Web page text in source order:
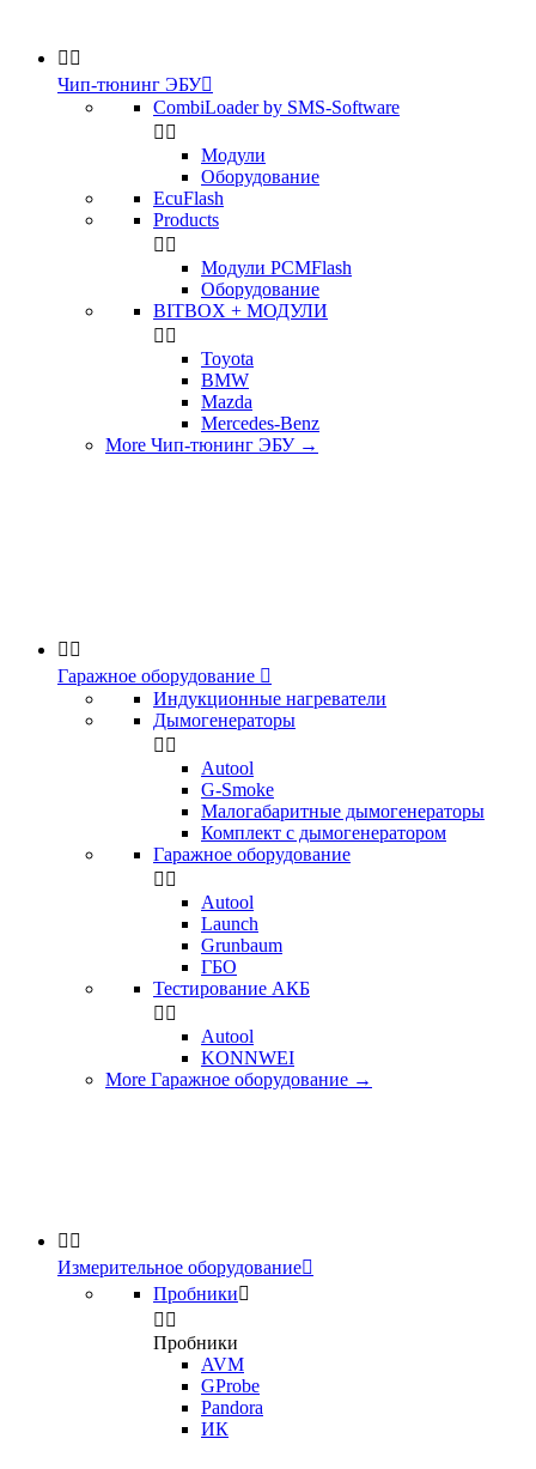
 
Чип-тюнинг ЭБУ
CombiLoader by SMS-Software
 
Модули
Оборудование
EcuFlash
Products
 
Модули PCMFlash
Оборудование
BITBOX + МОДУЛИ
 
Toyota
BMW
Mazda
Mercedes-Benz
More Чип-тюнинг ЭБУ →
 
Гаражное оборудование 
Индукционные нагреватели
Дымогенераторы
 
Аutool
G-Smoke
Малогабаритные дымогенераторы
Комплект с дымогенератором
Гаражное оборудование
 
Autool
Launch
Grunbaum
ГБО
Тестирование АКБ
 
Autool
KONNWEI
More Гаражное оборудование →
 
Измерительное оборудование
Пробники
 
Пробники
AVM
GProbe
Pandora
ИК